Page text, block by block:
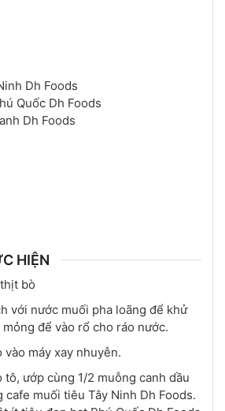
Dh Foods
Quốc Dh Foods
Dh Foods
HIỆN
bò
với nước muối pha loãng để khử
để vào rổ cho ráo nước.
vào máy xay nhuyễn.
tô, ướp cùng 1/2 muỗng canh dầu
cafe muối tiêu Tây Ninh Dh Foods.